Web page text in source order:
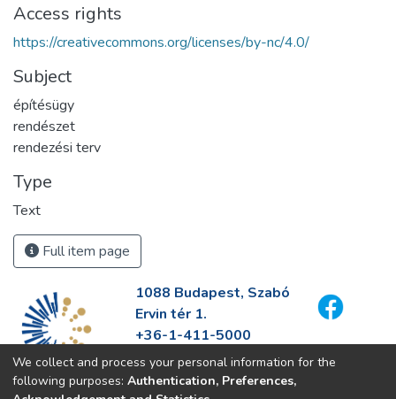
Access rights
https://creativecommons.org/licenses/by-nc/4.0/
Subject
építésügy
rendészet
rendezési terv
Type
Text
Full item page
1088 Budapest, Szabó
Ervin tér 1.
+36-1-411-5000
info@fszek.hu
https://fszek.hu
We collect and process your personal information for the
following purposes: Authentication, Preferences,